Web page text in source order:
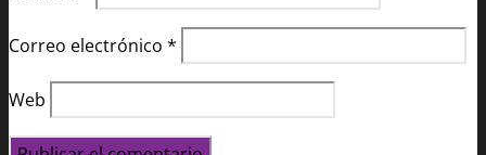
Correo electrónico *
Web